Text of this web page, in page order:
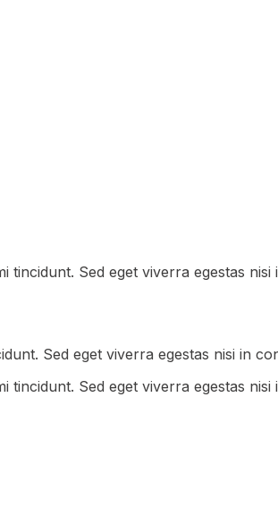
Sed eget viverra egestas
Sed eget viverra egestas nisi in
Sed eget viverra egestas